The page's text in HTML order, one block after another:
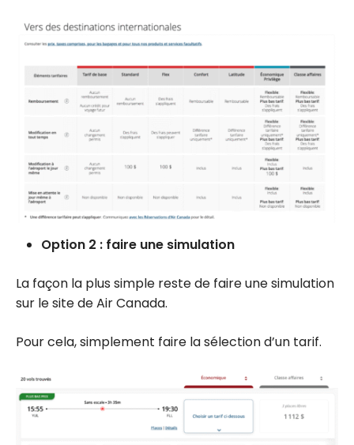
Option 2 : faire une simulation
La façon la plus simple reste de faire une simulation
sur le site de Air Canada.
Pour cela, simplement faire la sélection d’un tarif.